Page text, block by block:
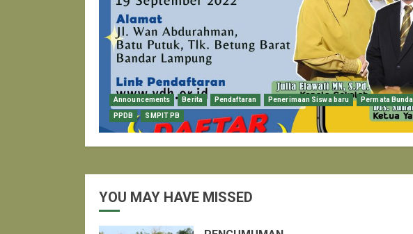
Announcements Berita Pendaftaran Penerimaan Siswa baru Permata Bunda
PPDB SMPIT PB
YOU MAY HAVE MISSED